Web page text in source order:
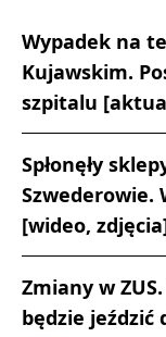
Wypadek na
Kujawskim.
szpitalu
Spłonęły
Szwederowie.
[wideo,
Zmiany w
będzie jeździć